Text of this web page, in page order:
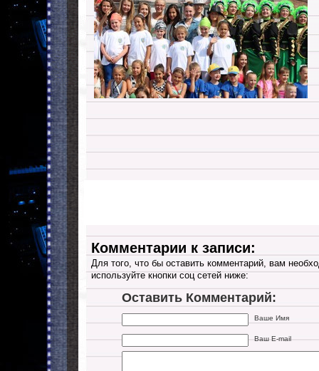
Комментарии к записи:
Для того, что бы оставить комментарий, вам
используйте кнопки соц сетей ниже:
Оставить Комментарий:
Ваше Имя
Ваш E-mail